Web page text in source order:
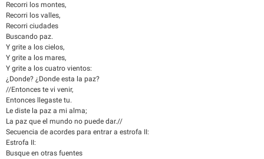
Recorri los montes,
Recorri los valles,
Recorri ciudades
Buscando paz.
Y grite a los cielos,
Y grite a los mares,
Y grite a los cuatro vientos:
¿Donde? ¿Donde esta la paz?
//Entonces te vi venir,
Entonces llegaste tu.
Le diste la paz a mi alma;
La paz que el mundo no puede dar.//
Secuencia de acordes para entrar a estrofa II:
Estrofa II:
Busque en otras fuentes